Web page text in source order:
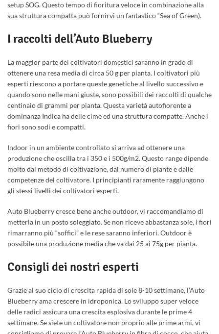
setup SOG. Questo tempo di fioritura veloce in combinazione alla
sua struttura compatta può fornirvi un fantastico “Sea of Green).
I raccolti dell’Auto Blueberry
La maggior parte dei coltivatori domestici saranno in grado di
ottenere una resa media di circa 50 g per pianta. I coltivatori più
esperti riescono a portare queste genetiche al livello successivo e
quando sono nelle mani giuste, sono possibili dei raccolti di qualche
centinaio di grammi per pianta. Questa varietà autofiorente a
dominanza Indica ha delle cime ed una struttura compatte. Anche i
fiori sono sodi e compatti.
Indoor in un ambiente controllato si arriva ad ottenere una
produzione che oscilla tra i 350 e i 500g/m2. Questo range dipende
molto dal metodo di coltivazione, dal numero di piante e dalle
competenze del coltivatore. I principianti raramente raggiungono
gli stessi livelli dei coltivatori esperti.
Auto Blueberry cresce bene anche outdoor, vi raccomandiamo di
metterla in un posto soleggiato. Se non riceve abbastanza sole, i fiori
rimarranno più “soffici” e le rese saranno inferiori. Outdoor è
possibile una produzione media che va dai 25 ai 75g per pianta.
Consigli dei nostri esperti
Grazie al suo ciclo di crescita rapida di sole 8-10 settimane, l’Auto
Blueberry ama crescere in idroponica. Lo sviluppo super veloce
delle radici assicura una crescita esplosiva durante le prime 4
settimane. Se siete un coltivatore non proprio alle prime armi, vi